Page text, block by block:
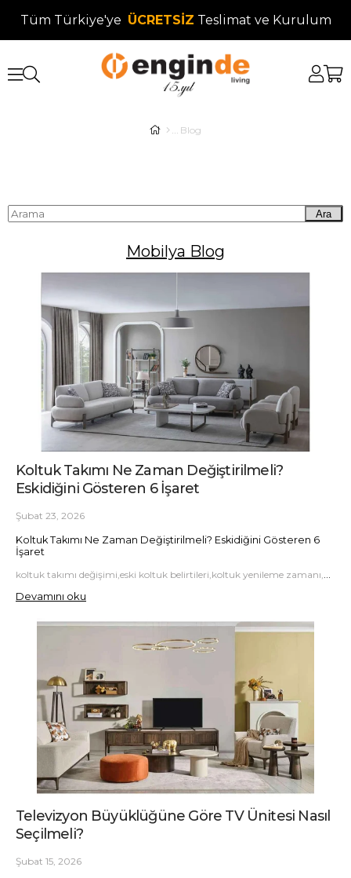
Tüm Türkiye'ye ÜCRETSİZ Teslimat ve Kurulum
Blog
Ara
Mobilya Blog
Koltuk Takımı Ne Zaman Değiştirilmeli?
Eskidiğini Gösteren 6 İşaret
Şubat 23, 2026
Koltuk Takımı Ne Zaman Değiştirilmeli? Eskidiğini Gösteren 6
İşaret
Devamını oku
Televizyon Büyüklüğüne Göre TV Ünitesi Nasıl
Seçilmeli?
Şubat 15, 2026